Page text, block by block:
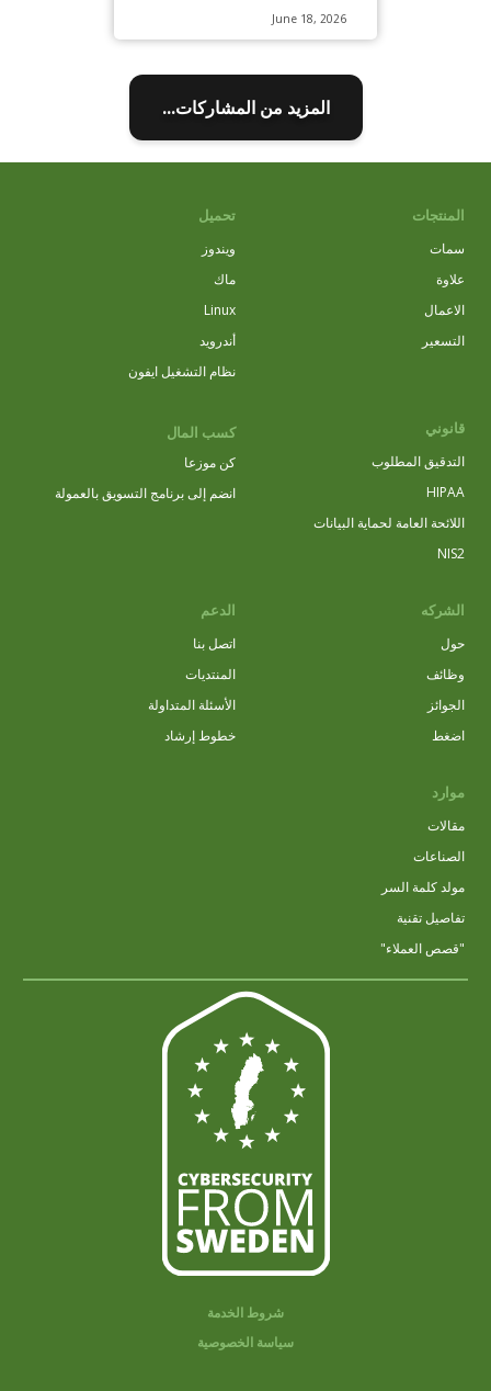
June 18, 2026
المزيد من المشاركات...
المنتجات
سمات
علاوة
الاعمال
التسعير
تحميل
ويندوز
ماك
Linux
أندرويد
نظام التشغيل ايفون
قانوني
التدقيق المطلوب
HIPAA
اللائحة العامة لحماية البيانات
NIS2
كسب المال
كن موزعا
انضم إلى برنامج التسويق بالعمولة
الشركه
حول
وظائف
الجوائز
اضغط
الدعم
اتصل بنا
المنتديات
الأسئلة المتداولة
خطوط إرشاد
موارد
مقالات
الصناعات
مولد كلمة السر
تفاصيل تقنية
"قصص العملاء"
شروط الخدمة
سياسة الخصوصية